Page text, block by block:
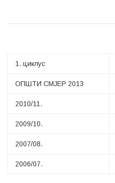
1. циклус
ОПШТИ СМЈЕР 2013
2010/11.
2009/10.
2007/08.
2006/07.